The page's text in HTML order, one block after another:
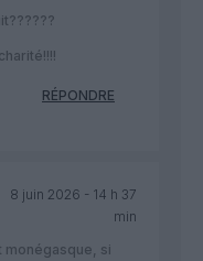
RÉPONDRE
8 juin 2026 - 14 h 37
min
monégasque, si